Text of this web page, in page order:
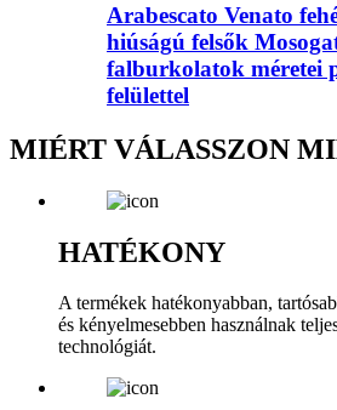
Arabescato Venato
hiúságú felsők
falburkolatok méretei
felülettel
MIÉRT VÁLASSZON
HATÉKONY
A termékek hatékonyabban,
és kényelmesebben használnak
technológiát.